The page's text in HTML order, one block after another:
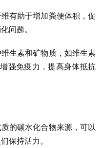
有助于增加粪便体积，促
问题。
生素和矿物质，如维生素
强免疫力，提高身体抵抗
的碳水化合物来源，可以
保持活力。